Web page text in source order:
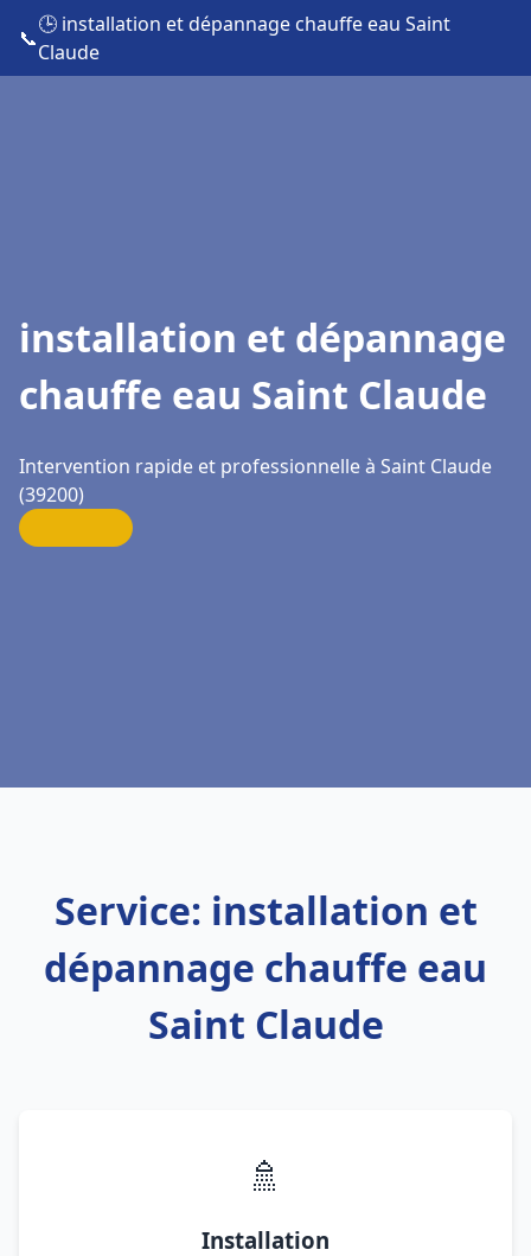
📞
🕒 installation et dépannage chauffe eau Saint
Claude
installation et dépannage
chauffe eau Saint Claude
Intervention rapide et professionnelle à Saint Claude
(39200)
Service: installation et
dépannage chauffe eau
Saint Claude
🚿
Installation